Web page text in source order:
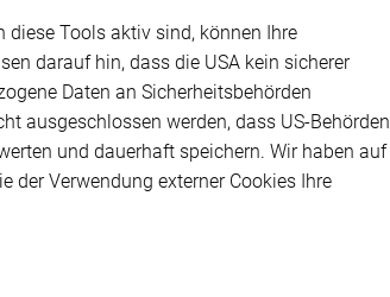
diese Tools aktiv sind, können Ihre
darauf hin, dass die USA kein sicherer
Daten an Sicherheitsbehörden
ausgeschlossen werden, dass US-Behörden
und dauerhaft speichern. Wir haben auf
der Verwendung externer Cookies Ihre